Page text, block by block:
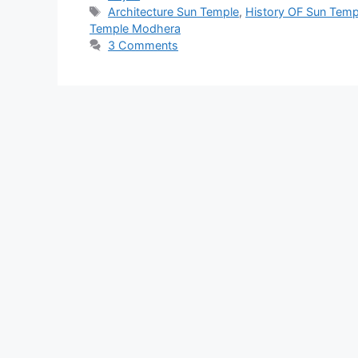
Tags
Architecture Sun Temple, History OF Sun
Temple Modhera
3 Comments